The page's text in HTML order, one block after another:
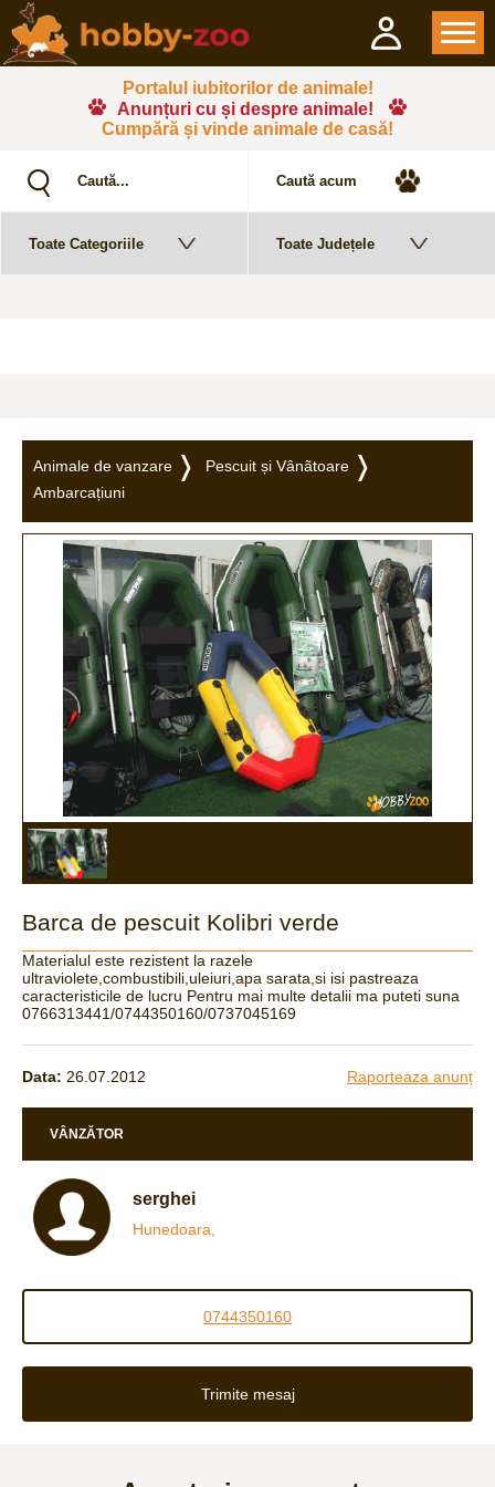
Portalul iubitorilor de animale!
Anunțuri cu și despre animale!
Cumpără și vinde animale de casă!
Animale de vanzare
Pescuit și Vânãtoare
Ambarcațiuni
Barca de pescuit Kolibri verde
Materialul este rezistent la razele
ultraviolete,combustibili,uleiuri,apa sarata,si isi pastreaza
caracteristicile de lucru Pentru mai multe detalii ma puteti suna
0766313441/0744350160/0737045169
Data: 26.07.2012 Raporteaza anunț
VÂNZĂTOR
serghei
Hunedoara,
0744350160
Trimite mesaj